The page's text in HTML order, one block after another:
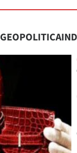
GEOPOLITICA